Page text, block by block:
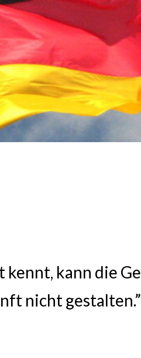
kann die
nicht gestalten.”